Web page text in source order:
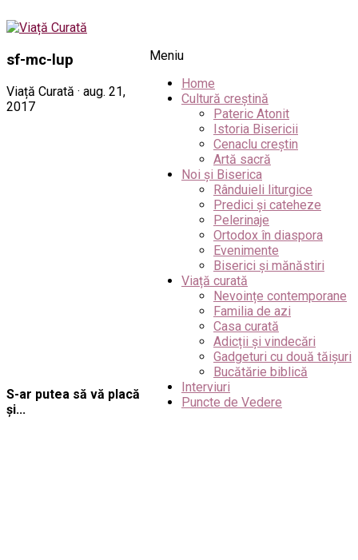
Meniu
Home
Cultură creștină
Pateric Atonit
Istoria Bisericii
Cenaclu creștin
Artă sacră
Noi și Biserica
Rânduieli liturgice
Predici și cateheze
Pelerinaje
Ortodox în diaspora
Evenimente
Biserici și mănăstiri
Viață curată
Nevoințe contemporane
Familia de azi
Casa curată
Adicții și vindecări
Gadgeturi cu două tăișuri
Bucătărie biblică
Interviuri
Puncte de Vedere
sf-mc-lup
Viață Curată · aug. 21,
2017
S-ar putea să vă placă
și...